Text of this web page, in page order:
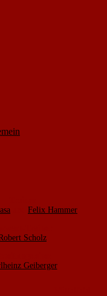
Felix Hammer
Scholz
Geiberger